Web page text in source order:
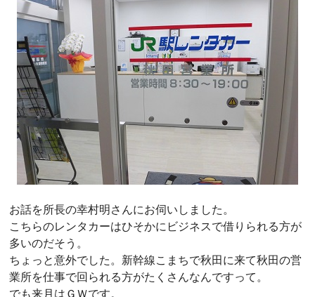
お話を所長の幸村明さんにお伺いしました。
こちらのレンタカーはひそかにビジネスで借りられる方が
多いのだそう。
ちょっと意外でした。新幹線こまちで秋田に来て秋田の営
業所を仕事で回られる方がたくさんなんですって。
でも来月はＧＷです。